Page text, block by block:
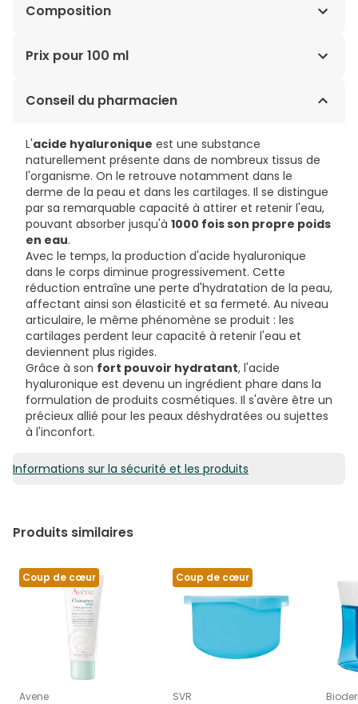
Composition
AQUA, DICAPRYLYL CARBONATE, CYCLOPENTASILOXANE,
CROSSPOLYMER, CAPRYLYL GLYCOL, CETYL ALCOHOL,
POTASSIUM SORBATE, SODIUM BENZOATE, SODIUM
HYDROXIDE, SODIUM PCA, TOCOPHEROL.
Prix pour 100 ml
21,13€ / 100 ml
Conseil du pharmacien
L'acide hyaluronique est une substance
naturellement présente dans de nombreux tissus de
l'organisme. On le retrouve notamment dans le
derme de la peau et dans les cartilages. Il se distingue
par sa remarquable capacité à attirer et retenir l'eau,
pouvant absorber jusqu'à 1000 fois son propre poids
en eau.
Avec le temps, la production d'acide hyaluronique
dans le corps diminue progressivement. Cette
réduction entraîne une perte d'hydratation de la peau,
affectant ainsi son élasticité et sa fermeté. Au niveau
articulaire, le même phénomène se produit : les
cartilages perdent leur capacité à retenir l'eau et
deviennent plus rigides.
Grâce à son fort pouvoir hydratant, l'acide
hyaluronique est devenu un ingrédient phare dans la
formulation de produits cosmétiques. Il s'avère être un
précieux allié pour les peaux déshydratées ou sujettes
à l'inconfort.
Informations sur la sécurité et les produits
Produits similaires
Coup de cœur
Avene
Coup de cœur
SVR